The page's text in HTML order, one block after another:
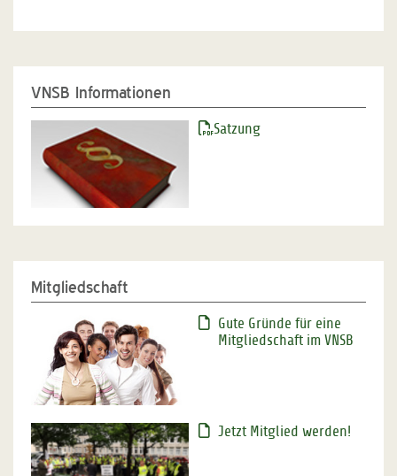
VNSB Informationen
Satzung
Mitgliedschaft
Gute Gründe für eine
Mitgliedschaft im VNSB
Jetzt Mitglied werden!